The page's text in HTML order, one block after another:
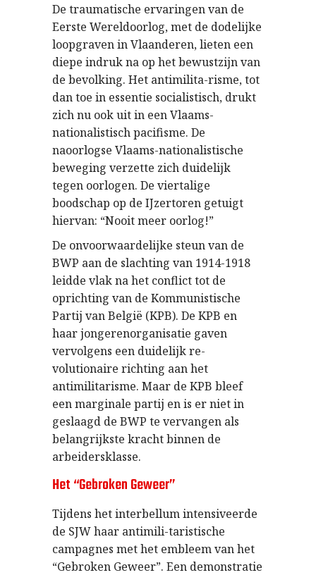
De traumatische ervaringen van de
Eerste Wereldoorlog, met de dodelijke
loopgraven in Vlaanderen, lieten een
diepe indruk na op het bewustzijn van
de bevolking. Het antimilita-risme, tot
dan toe in essentie socialistisch, drukt
zich nu ook uit in een Vlaams-
nationalistisch pacifisme. De
naoorlogse Vlaams-nationalistische
beweging verzette zich duidelijk
tegen oorlogen. De viertalige
boodschap op de IJzertoren getuigt
hiervan: “Nooit meer oorlog!”
De onvoorwaardelijke steun van de
BWP aan de slachting van 1914-1918
leidde vlak na het conflict tot de
oprichting van de Kommunistische
Partij van België (KPB). De KPB en
haar jongerenorganisatie gaven
vervolgens een duidelijk re-
volutionaire richting aan het
antimilitarisme. Maar de KPB bleef
een marginale partij en is er niet in
geslaagd de BWP te vervangen als
belangrijkste kracht binnen de
arbeidersklasse.
Het “Gebroken Geweer”
Tijdens het interbellum intensiveerde
de SJW haar antimili-taristische
campagnes met het embleem van het
“Gebroken Geweer”. Een demonstratie